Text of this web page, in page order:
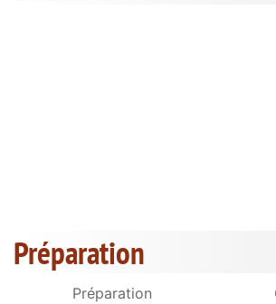
Préparation
Préparation